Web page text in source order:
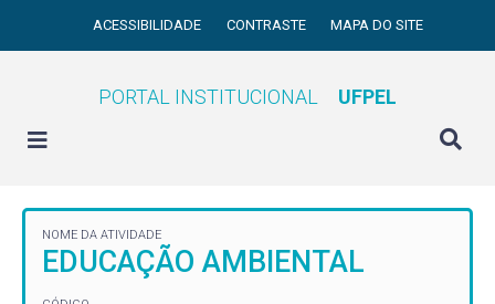
ACESSIBILIDADE CONTRASTE MAPA DO SITE
PORTAL INSTITUCIONAL UFPEL
NOME DA ATIVIDADE
EDUCAÇÃO AMBIENTAL